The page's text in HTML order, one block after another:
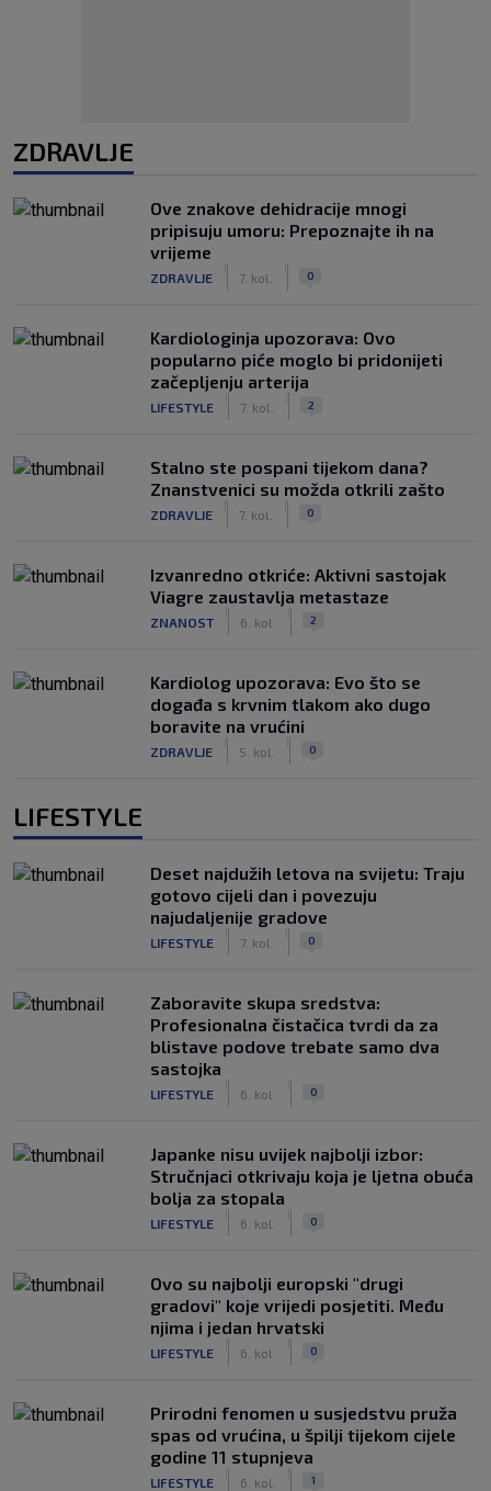
ZDRAVLJE
Ove znakove dehidracije mnogi
pripisuju umoru: Prepoznajte ih na
vrijeme
ZDRAVLJE 7. kol. 0
Kardiologinja upozorava: Ovo
popularno piće moglo bi pridonijeti
začepljenju arterija
LIFESTYLE 7. kol. 2
Stalno ste pospani tijekom dana?
Znanstvenici su možda otkrili zašto
ZDRAVLJE 7. kol. 0
Izvanredno otkriće: Aktivni sastojak
Viagre zaustavlja metastaze
ZNANOST 6. kol. 2
Kardiolog upozorava: Evo što se
događa s krvnim tlakom ako dugo
boravite na vrućini
ZDRAVLJE 5. kol. 0
LIFESTYLE
Deset najdužih letova na svijetu: Traju
gotovo cijeli dan i povezuju
najudaljenije gradove
LIFESTYLE 7. kol. 0
Zaboravite skupa sredstva:
Profesionalna čistačica tvrdi da za
blistave podove trebate samo dva
sastojka
LIFESTYLE 6. kol. 0
Japanke nisu uvijek najbolji izbor:
Stručnjaci otkrivaju koja je ljetna obuća
bolja za stopala
LIFESTYLE 6. kol. 0
Ovo su najbolji europski "drugi
gradovi" koje vrijedi posjetiti. Među
njima i jedan hrvatski
LIFESTYLE 6. kol. 0
Prirodni fenomen u susjedstvu pruža
spas od vrućina, u špilji tijekom cijele
godine 11 stupnjeva
LIFESTYLE 6. kol. 1